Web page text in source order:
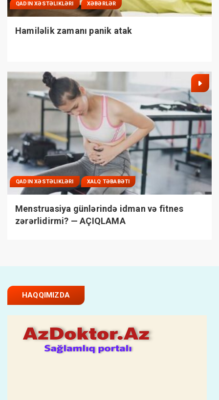
QADIN XƏSTƏLIKLƏRI XƏBƏRLƏR
Hamiləlik zamanı panik atak
QADIN XƏSTƏLIKLƏRI XALQ TƏBABƏTI
Menstruasiya günlərində idman və fitnes
zərərlidirmi? — AÇIQLAMA
HAQQIMIZDA